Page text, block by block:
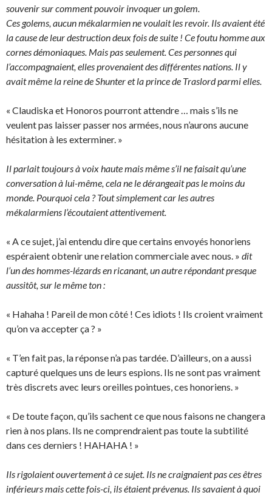
souvenir sur comment pouvoir invoquer un golem.
Ces golems, aucun mékalarmien ne voulait les revoir. Ils avaient été
la cause de leur destruction deux fois de suite ! Ce foutu homme aux
cornes démoniaques. Mais pas seulement. Ces personnes qui
l’accompagnaient, elles provenaient des différentes nations. Il y
avait même la reine de Shunter et la prince de Traslord parmi elles.
« Claudiska et Honoros pourront attendre … mais s’ils ne
veulent pas laisser passer nos armées, nous n’aurons aucune
hésitation à les exterminer. »
Il parlait toujours à voix haute mais même s’il ne faisait qu’une
conversation à lui-même, cela ne le dérangeait pas le moins du
monde. Pourquoi cela ? Tout simplement car les autres
mékalarmiens l’écoutaient attentivement.
« A ce sujet, j’ai entendu dire que certains envoyés honoriens
espéraient obtenir une relation commerciale avec nous. » dit
l’un des hommes-lézards en ricanant, un autre répondant presque
aussitôt, sur le même ton :
« Hahaha ! Pareil de mon côté ! Ces idiots ! Ils croient vraiment
qu’on va accepter ça ? »
« T’en fait pas, la réponse n’a pas tardée. D’ailleurs, on a aussi
capturé quelques uns de leurs espions. Ils ne sont pas vraiment
très discrets avec leurs oreilles pointues, ces honoriens. »
« De toute façon, qu’ils sachent ce que nous faisons ne changera
rien à nos plans. Ils ne comprendraient pas toute la subtilité
dans ces derniers ! HAHAHA ! »
Ils rigolaient ouvertement à ce sujet. Ils ne craignaient pas ces êtres
inférieurs mais cette fois-ci, ils étaient prévenus. Ils savaient à quoi